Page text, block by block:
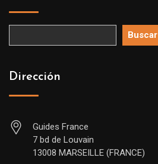
Buscar
Dirección
Guides France
7 bd de Louvain
13008 MARSEILLE (FRANCE)